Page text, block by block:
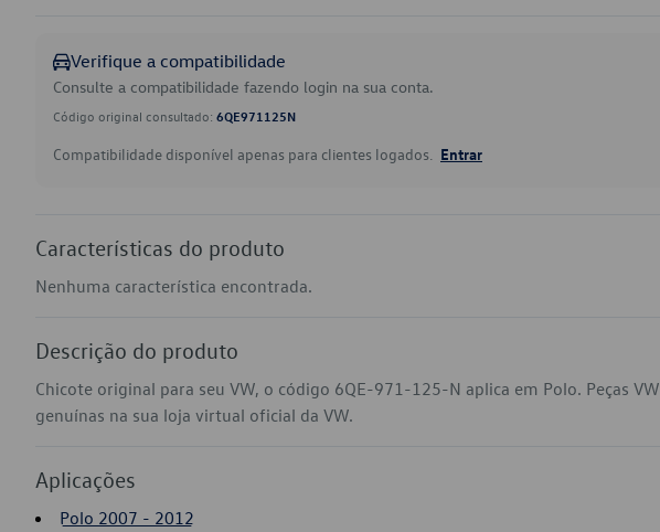
Verifique a compatibilidade
Consulte a compatibilidade fazendo login na sua conta.
Código original consultado: 6QE971125N
Compatibilidade disponível apenas para clientes logados. Entrar
Características do produto
Nenhuma característica encontrada.
Descrição do produto
Chicote original para seu VW, o código 6QE-971-125-N aplica em Polo. Peças VW
genuínas na sua loja virtual oficial da VW.
Aplicações
Polo 2007 - 2012